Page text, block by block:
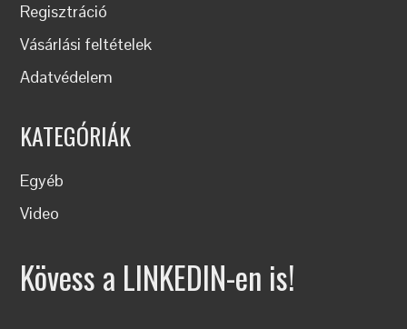
Regisztráció
Vásárlási feltételek
Adatvédelem
KATEGÓRIÁK
Egyéb
Video
Kövess a LINKEDIN-en is!